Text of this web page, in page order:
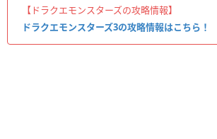
【ドラクエモンスターズの攻略情報】
ドラクエモンスターズ3の攻略情報はこちら！